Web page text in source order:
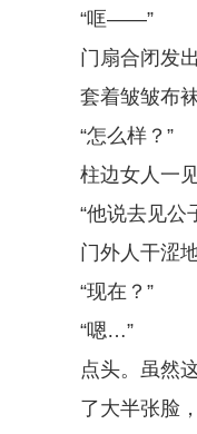
“哐——”
门扇合闭发
套着皱皱布
“怎么样？”
柱边女人一
“他说去见公
门外人干涩
“现在？”
“嗯…”
点头。虽然
了大半张脸